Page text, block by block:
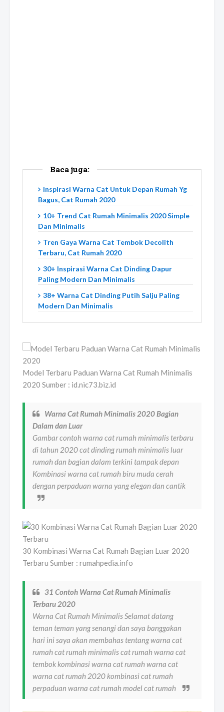
Baca juga:
Inspirasi Warna Cat Untuk Depan Rumah Yg
Bagus, Cat Rumah 2020
10+ Trend Cat Rumah Minimalis 2020 Simple
Dan Minimalis
Tren Gaya Warna Cat Tembok Decolith
Terbaru, Cat Rumah 2020
30+ Inspirasi Warna Cat Dinding Dapur
Paling Modern Dan Minimalis
38+ Warna Cat Dinding Putih Salju Paling
Modern Dan Minimalis
Model Terbaru Paduan Warna Cat Rumah Minimalis
2020 Sumber : id.nic73.biz.id
Warna Cat Rumah Minimalis 2020 Bagian
Dalam dan Luar
Gambar contoh warna cat rumah minimalis terbaru
di tahun 2020 cat dinding rumah minimalis luar
rumah dan bagian dalam terkini tampak depan
Kombinasi warna cat rumah biru muda cerah
dengan perpaduan warna yang elegan dan cantik
30 Kombinasi Warna Cat Rumah Bagian Luar 2020
Terbaru Sumber : rumahpedia.info
31 Contoh Warna Cat Rumah Minimalis
Terbaru 2020
Warna Cat Rumah Minimalis Selamat datang
teman teman yang senangi dan saya banggakan
hari ini saya akan membahas tentang warna cat
rumah cat rumah minimalis cat rumah warna cat
tembok kombinasi warna cat rumah warna cat
warna cat rumah 2020 kombinasi cat rumah
perpaduan warna cat rumah model cat rumah